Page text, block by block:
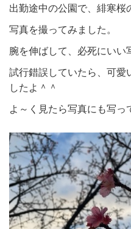
出勤途中の公園で、緋寒桜
写真を撮ってみました。
腕を伸ばして、必死にいい
試行錯誤していたら、可愛
したよ＾＾
よ～く見たら写真にも写っ